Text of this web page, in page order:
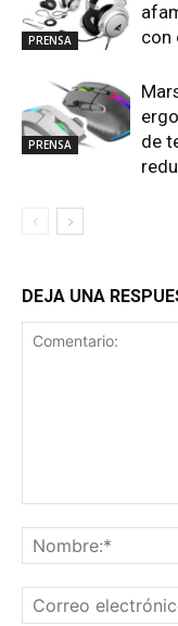
PRENSA
con
PRENSA
de
DEJA UNA